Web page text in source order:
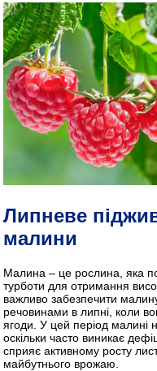
Липневе
малини
Малина – це рослина, яка
турботи для отримання
важливо забезпечити
речовинами в липні, коли
ягоди. У цей період малині
оскільки часто виникає
сприяє активному росту
майбутнього врожаю.